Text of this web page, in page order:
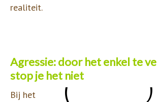
realiteit.
Agressie: door het enkel te
stop je het niet
Bij het